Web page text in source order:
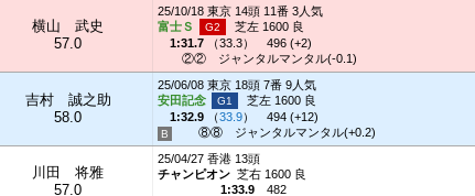
横山 武史
57.0
25/10/18 東京 14頭 11番 3人気
富士Ｓ
芝左 1600 良
1:31.7 （33.3）
496 (+2)
②②
ジャンタルマンタル(-0.1)
吉村 誠之助
58.0
25/06/08 東京 18頭 7番 9人気
安田記念
芝左 1600 良
1:32.9 （33.9）
494 (+12)
⑧⑧
ジャンタルマンタル(+0.2)
川田 将雅
57.0
25/04/27 香港 13頭
チャンピオン 芝右 1600 良
1:33.9
482